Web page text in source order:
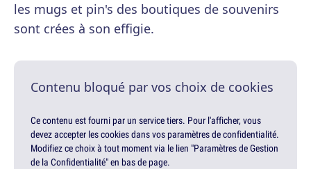
les mugs et pin's des boutiques de souvenirs
sont crées à son effigie.
Contenu bloqué par vos choix de cookies
Ce contenu est fourni par un service tiers. Pour l'afficher, vous
devez accepter les cookies dans vos paramètres de confidentialité.
Modifiez ce choix à tout moment via le lien "Paramètres de Gestion
de la Confidentialité" en bas de page.